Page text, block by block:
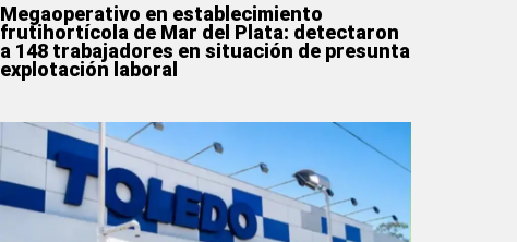
Megaoperativo en establecimiento
frutihortícola de Mar del Plata: detectaron
a 148 trabajadores en situación de presunta
explotación laboral